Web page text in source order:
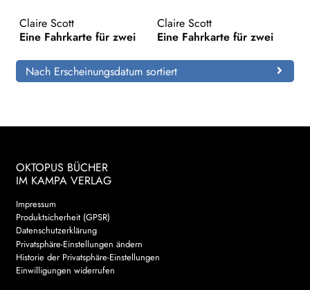
Claire Scott
Eine Fahrkarte für zwei
Claire Scott
Eine Fahrkarte für zwei
Nach Erscheinungsdatum sortiert
OKTOPUS BÜCHER
IM KAMPA VERLAG
Impressum
Produktsicherheit (GPSR)
Datenschutzerklärung
Privatsphäre-Einstellungen ändern
Historie der Privatsphäre-Einstellungen
Einwilligungen widerrufen